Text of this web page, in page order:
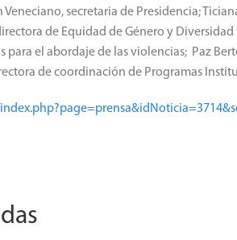
secretaria de Presidencia;
de Equidad de Género y
el abordaje de las violencias; Paz
de coordinación de Programas